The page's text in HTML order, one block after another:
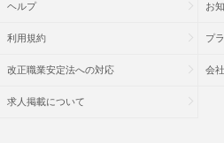
ヘルプ お
利用規約 プ
改正職業安定法への対応 会
求人掲載について